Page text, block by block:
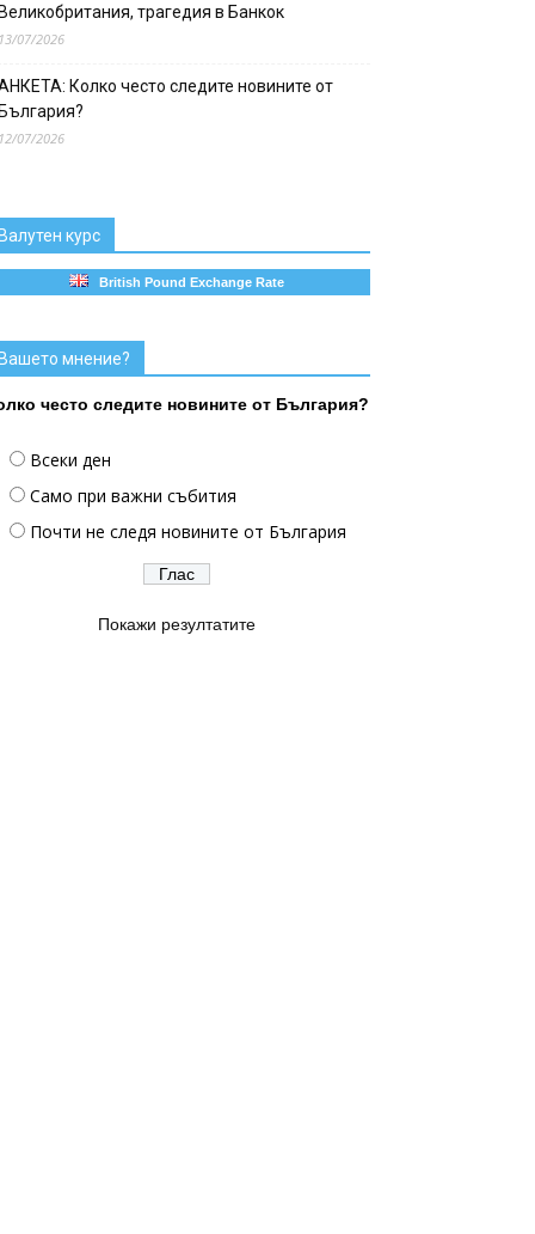
трагедия в Банкок
07/2026
Колко често следите новините от
07/2026
курс
British Pound Exchange Rate
мнение?
често следите новините от България?
Всеки ден
Само при важни събития
Почти не следя новините от България
Покажи резултатите